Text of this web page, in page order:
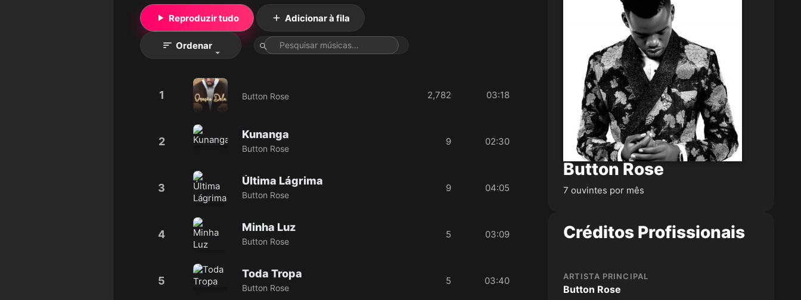
Reproduzir tudo Adicionar à fila
Ordenar
1 Button Rose 2,782 03:18
2
Kunanga
Button Rose
9 02:30
3
Última Lágrima
Button Rose
9 04:05
4
Minha Luz
Button Rose
5 03:09
5
Toda Tropa
Button Rose
5 03:40
Button Rose
7 ouvintes por mês
Créditos Profissionais
ARTISTA PRINCIPAL
Button Rose